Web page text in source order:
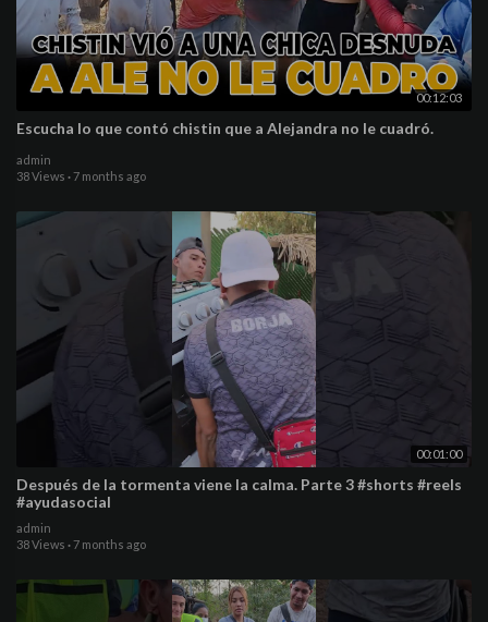
00:12:03
Escucha lo que contó chistin que a Alejandra no le cuadró.
admin
38 Views ·7 months ago
00:01:00
Después de la tormenta viene la calma. Parte 3 #shorts #reels
#ayudasocial
admin
38 Views ·7 months ago